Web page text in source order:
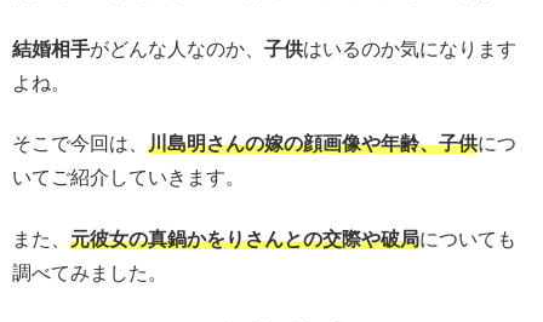
結婚相手がどんな人なのか、 子供はいるのか気になります
よね。
そこで今回は、 川島明さんの嫁の顔画像や年齢、子供につ
いてご紹介していきます。
また、 元彼女の真鍋かをりさんとの交際や破局についても
調べてみました。